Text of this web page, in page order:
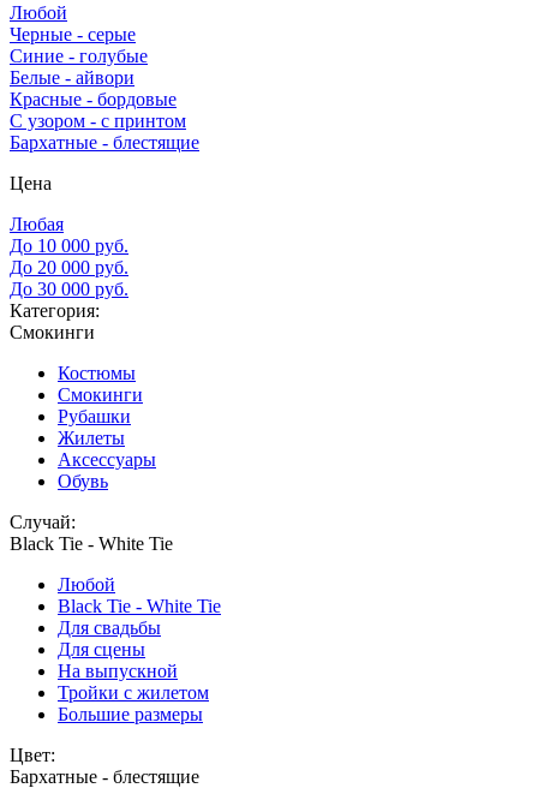
Любой
Черные - серые
Синие - голубые
Белые - айвори
Красные - бордовые
С узором - с принтом
Бархатные - блестящие
Цена
Любая
До 10 000 руб.
До 20 000 руб.
До 30 000 руб.
Категория:
Смокинги
Костюмы
Смокинги
Рубашки
Жилеты
Аксессуары
Обувь
Случай:
Black Tie - White Tie
Любой
Black Tie - White Tie
Для свадьбы
Для сцены
На выпускной
Тройки с жилетом
Большие размеры
Цвет:
Бархатные - блестящие